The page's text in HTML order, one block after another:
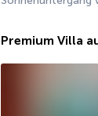
Premium Villa